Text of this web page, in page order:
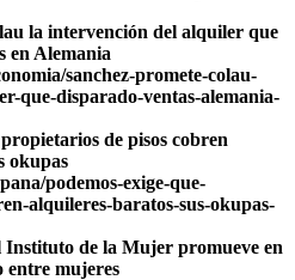
la intervención del alquiler que
en Alemania
sanchez-promete-colau-
que-disparado-ventas-alemania-
de pisos cobren
okupas
podemos-exige-que-
alquileres-baratos-sus-okupas-
de la Mujer promueve en
entre mujeres